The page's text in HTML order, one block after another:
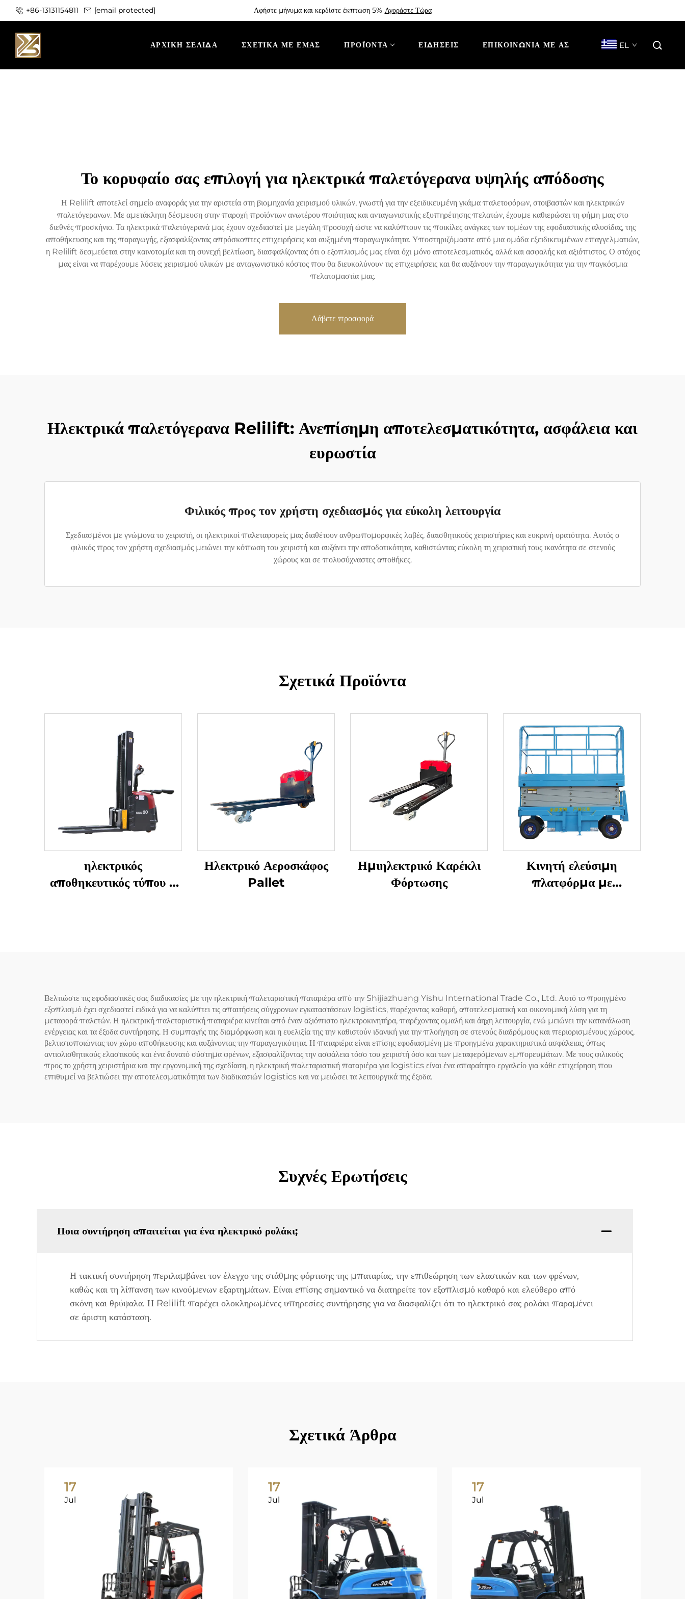
+86-13131154811 [email protected] Αφήστε μήνυμα και κερδίστε έκπτωση 5% Αγοράστε Τώρα
ΑΡΧΙΚΉ ΣΕΛΊΔΑ ΣΧΕΤΙΚΆ ΜΕ ΕΜΆΣ ΠΡΟΪΌΝΤΑ ΕΙΔΉΣΕΙΣ ΕΠΙΚΟΙΝΩΝΊΑ ΜΕ ΑΣ EL
Το κορυφαίο σας επιλογή για ηλεκτρικά παλετόγερανα υψηλής απόδοσης
Η Relilift αποτελεί σημείο αναφοράς για την αριστεία στη βιομηχανία χειρισμού υλικών, γνωστή για την εξειδικευμένη γκάμα παλετοφόρων, στοιβαστών και ηλεκτρικών
παλετόγερανων. Με αμετάκλητη δέσμευση στην παροχή προϊόντων ανωτέρου ποιότητας και ανταγωνιστικής εξυπηρέτησης πελατών, έχουμε καθιερώσει τη φήμη μας στο
διεθνές προσκήνιο. Τα ηλεκτρικά παλετόγερανά μας έχουν σχεδιαστεί με μεγάλη προσοχή ώστε να καλύπτουν τις ποικίλες ανάγκες των τομέων της εφοδιαστικής αλυσίδας, της
αποθήκευσης και της παραγωγής, εξασφαλίζοντας απρόσκοπτες επιχειρήσεις και αυξημένη παραγωγικότητα. Υποστηριζόμαστε από μια ομάδα εξειδικευμένων επαγγελματιών,
η Relilift δεσμεύεται στην καινοτομία και τη συνεχή βελτίωση, διασφαλίζοντας ότι ο εξοπλισμός μας είναι όχι μόνο αποτελεσματικός, αλλά και ασφαλής και αξιόπιστος. Ο στόχος
μας είναι να παρέχουμε λύσεις χειρισμού υλικών με ανταγωνιστικό κόστος που θα διευκολύνουν τις επιχειρήσεις και θα αυξάνουν την παραγωγικότητα για την παγκόσμια
πελατομαστία μας.
Λάβετε προσφορά
Ηλεκτρικά παλετόγερανα Relilift: Ανεπίσημη αποτελεσματικότητα, ασφάλεια και
ευρωστία
Φιλικός προς τον χρήστη σχεδιασμός για εύκολη λειτουργία
Σχεδιασμένοι με γνώμονα το χειριστή, οι ηλεκτρικοί παλεταφορείς μας διαθέτουν ανθρωπομορφικές λαβές, διαισθητικούς χειριστήριες και ευκρινή ορατότητα. Αυτός ο
φιλικός προς τον χρήστη σχεδιασμός μειώνει την κόπωση του χειριστή και αυξάνει την αποδοτικότητα, καθιστώντας εύκολη τη χειριστική τους ικανότητα σε στενούς
χώρους και σε πολυσύχναστες αποθήκες.
Σχετικά Προϊόντα
ηλεκτρικός
αποθηκευτικός τύπου 2
Ηλεκτρικό Αεροσκάφος
Pallet
Ημιηλεκτρικό Καρέκλι
Φόρτωσης
Κινητή ελεύσιμη
πλατφόρμα με
Βελτιώστε τις εφοδιαστικές σας διαδικασίες με την ηλεκτρική παλεταριστική παταριέρα από την Shijiazhuang Yishu International Trade Co., Ltd. Αυτό το προηγμένο
εξοπλισμό έχει σχεδιαστεί ειδικά για να καλύπτει τις απαιτήσεις σύγχρονων εγκαταστάσεων logistics, παρέχοντας καθαρή, αποτελεσματική και οικονομική λύση για τη
μεταφορά παλετών. Η ηλεκτρική παλεταριστική παταριέρα κινείται από έναν αξιόπιστο ηλεκτροκινητήρα, παρέχοντας ομαλή και άηχη λειτουργία, ενώ μειώνει την κατανάλωση
ενέργειας και τα έξοδα συντήρησης. Η συμπαγής της διαμόρφωση και η ευελιξία της την καθιστούν ιδανική για την πλοήγηση σε στενούς διαδρόμους και περιορισμένους χώρους,
βελτιστοποιώντας τον χώρο αποθήκευσης και αυξάνοντας την παραγωγικότητα. Η παταριέρα είναι επίσης εφοδιασμένη με προηγμένα χαρακτηριστικά ασφάλειας, όπως
αντιολισθητικούς ελαστικούς και ένα δυνατό σύστημα φρένων, εξασφαλίζοντας την ασφάλεια τόσο του χειριστή όσο και των μεταφερόμενων εμπορευμάτων. Με τους φιλικούς
προς το χρήστη χειριστήρια και την εργονομική της σχεδίαση, η ηλεκτρική παλεταριστική παταριέρα για logistics είναι ένα απαραίτητο εργαλείο για κάθε επιχείρηση που
επιθυμεί να βελτιώσει την αποτελεσματικότητα των διαδικασιών logistics και να μειώσει τα λειτουργικά της έξοδα.
Συχνές Ερωτήσεις
Ποια συντήρηση απαιτείται για ένα ηλεκτρικό ρολάκι;
Η τακτική συντήρηση περιλαμβάνει τον έλεγχο της στάθμης φόρτισης της μπαταρίας, την επιθεώρηση των ελαστικών και των φρένων,
καθώς και τη λίπανση των κινούμενων εξαρτημάτων. Είναι επίσης σημαντικό να διατηρείτε τον εξοπλισμό καθαρό και ελεύθερο από
σκόνη και θρύψαλα. Η Relilift παρέχει ολοκληρωμένες υπηρεσίες συντήρησης για να διασφαλίζει ότι το ηλεκτρικό σας ρολάκι παραμένει
σε άριστη κατάσταση.
Σχετικά Άρθρα
17
Jul
17
Jul
17
Jul